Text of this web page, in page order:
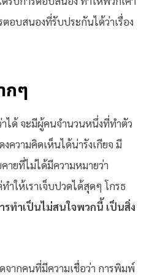
ตอบสนองที่รับประกันได้ว่าเรื่อง
กๆ
าได้ จะมีผู้คนจำนวนหนึ่งที่ทำตัว
ความคิดเห็นได้น่ารังเกียจ มี
ายที่ไม่ได้มีความหมายว่า
ำให้เราเจ็บปวดได้สุดๆ โกรธ
รทำเป็นไม่สนใจพวกนี้ เป็นสิ่ง
ากคนที่มีความเชื่อว่า การพิมพ์